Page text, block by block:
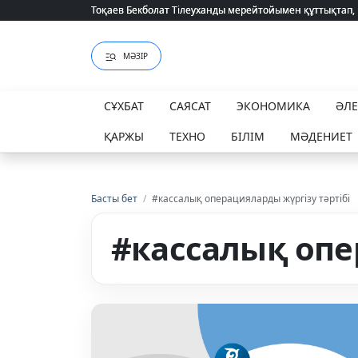
Тоқаев Бекболат Тілеуханды мерейтойымен
Тоқаев Бекболат Тілеуханды мерейтойымен
МӘЗІР
СҰХБАТ САЯСАТ ЭКОНОМИКА
ҚАРЖЫ
ТЕХНО БІЛІМ МӘДЕНИЕТ
Басты бет / #кассалық операцияларды жүргізу тәртібі
#кассалық